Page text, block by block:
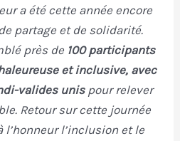
a été cette année encore
partage et de solidarité.
près de 100 participants
et inclusive, avec
valides unispour relever
Retour sur cette journée
l’inclusion et le